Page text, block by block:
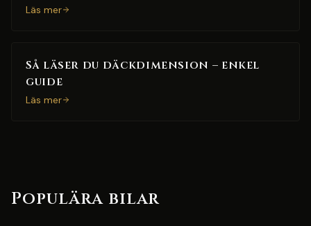
Läs mer
Så läser du däckdimension – enkel
guide
Läs mer
Populära bilar